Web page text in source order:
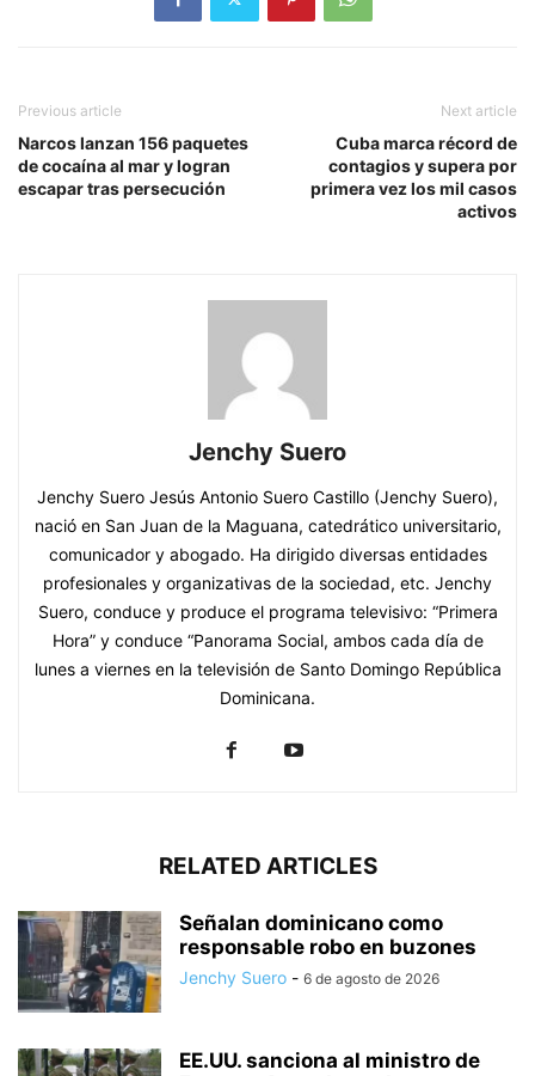
Previous article
Narcos lanzan 156 paquetes
de cocaína al mar y logran
escapar tras persecución
Next article
Cuba marca récord de
contagios y supera por
primera vez los mil casos
activos
Jenchy Suero
Jenchy Suero Jesús Antonio Suero Castillo (Jenchy Suero),
nació en San Juan de la Maguana, catedrático universitario,
comunicador y abogado. Ha dirigido diversas entidades
profesionales y organizativas de la sociedad, etc. Jenchy
Suero, conduce y produce el programa televisivo: “Primera
Hora” y conduce “Panorama Social, ambos cada día de
lunes a viernes en la televisión de Santo Domingo República
Dominicana.
RELATED ARTICLES
Señalan dominicano como
responsable robo en buzones
Jenchy Suero - 6 de agosto de 2026
EE.UU. sanciona al ministro de